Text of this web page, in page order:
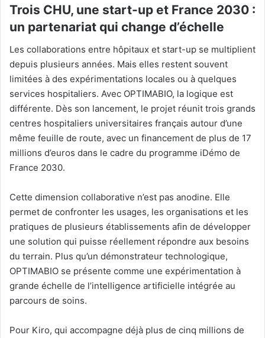
Trois CHU, une start-up et France 2030 :
un partenariat qui change d’échelle
Les collaborations entre hôpitaux et start-up se multiplient
depuis plusieurs années. Mais elles restent souvent
limitées à des expérimentations locales ou à quelques
services hospitaliers. Avec OPTIMABIO, la logique est
différente. Dès son lancement, le projet réunit trois grands
centres hospitaliers universitaires français autour d’une
même feuille de route, avec un financement de plus de 17
millions d’euros dans le cadre du programme iDémo de
France 2030.
Cette dimension collaborative n’est pas anodine. Elle
permet de confronter les usages, les organisations et les
pratiques de plusieurs établissements afin de développer
une solution qui puisse réellement répondre aux besoins
du terrain. Plus qu’un démonstrateur technologique,
OPTIMABIO se présente comme une expérimentation à
grande échelle de l’intelligence artificielle intégrée au
parcours de soins.
Pour Kiro, qui accompagne déjà plus de cinq millions de